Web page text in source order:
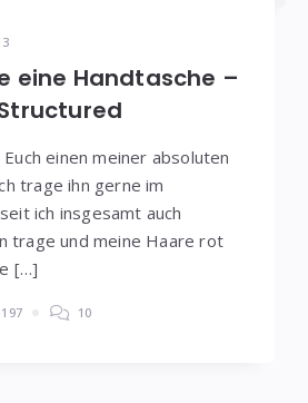
eine Handtasche –
Structured
einen meiner absoluten
trage ihn gerne im
ich insgesamt auch
trage und meine Haare rot
[…]
197 10